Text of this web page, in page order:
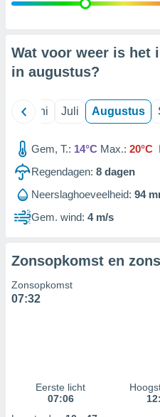
Wat voor weer is het
in augustus?
Juni Juli Augustus
Gem, T.: 14°C Max.: 20°C
Regendagen: 8 dagen
Neerslaghoeveelheid: 94
Gem. wind: 4 m/s
Zonsopkomst en
Zonsopkomst
07:32
Eerste licht
07:06